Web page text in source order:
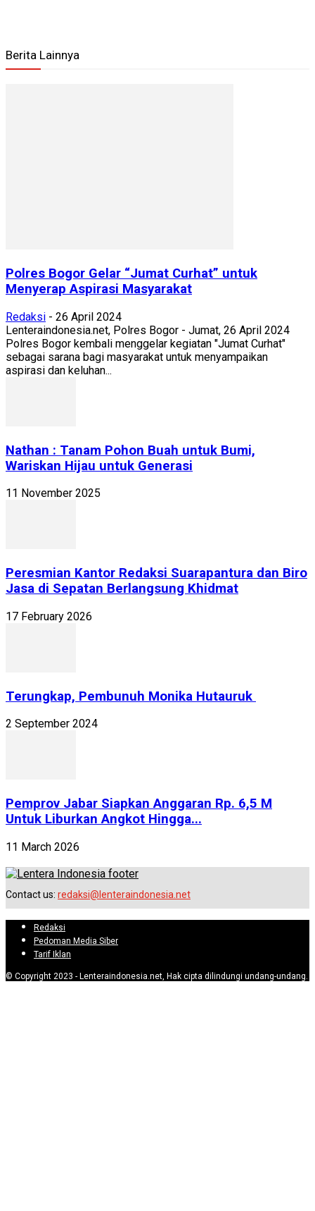
Berita Lainnya
Polres Bogor Gelar “Jumat Curhat” untuk
Menyerap Aspirasi Masyarakat
Redaksi - 26 April 2024
Lenteraindonesia.net, Polres Bogor - Jumat, 26 April 2024
Polres Bogor kembali menggelar kegiatan "Jumat Curhat"
sebagai sarana bagi masyarakat untuk menyampaikan
aspirasi dan keluhan...
Nathan : Tanam Pohon Buah untuk Bumi,
Wariskan Hijau untuk Generasi
11 November 2025
Peresmian Kantor Redaksi Suarapantura dan Biro
Jasa di Sepatan Berlangsung Khidmat
17 February 2026
Terungkap, Pembunuh Monika Hutauruk
2 September 2024
Pemprov Jabar Siapkan Anggaran Rp. 6,5 M
Untuk Liburkan Angkot Hingga...
11 March 2026
Contact us: redaksi@lenteraindonesia.net
Redaksi
Pedoman Media Siber
Tarif Iklan
© Copyright 2023 - Lenteraindonesia.net, Hak cipta dilindungi undang-undang.